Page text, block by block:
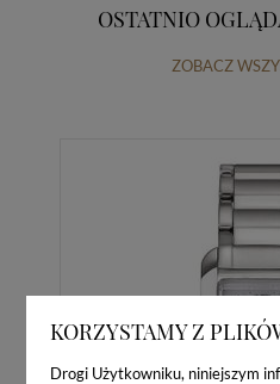
KORZYSTAMY Z
Drogi Użytkowniku, niniejszym
OSTATNIO
ZOBACZ